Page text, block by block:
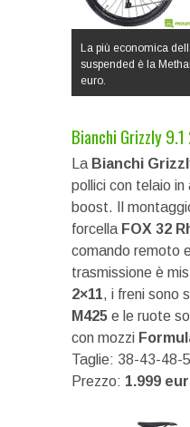
La più economica
suspended è la
euro.
Bianchi Grizzly
La Bianchi
pollici con telaio in
boost. Il
forcella FOX 32
comando remoto
trasmissione è
2×11, i freni sono
M425 e le ruote
con mozzi
Taglie: 38-43-48-
Prezzo: 1.999